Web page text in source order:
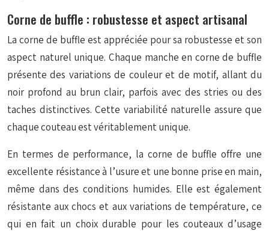
Corne de buffle : robustesse et aspect artisanal
La corne de buffle est appréciée pour sa robustesse et son
aspect naturel unique. Chaque manche en corne de buffle
présente des variations de couleur et de motif, allant du
noir profond au brun clair, parfois avec des stries ou des
taches distinctives. Cette variabilité naturelle assure que
chaque couteau est véritablement unique.
En termes de performance, la corne de buffle offre une
excellente résistance à l’usure et une bonne prise en main,
même dans des conditions humides. Elle est également
résistante aux chocs et aux variations de température, ce
qui en fait un choix durable pour les couteaux d’usage